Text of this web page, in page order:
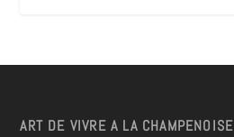
ART DE VIVRE A LA CHAMPENOISE